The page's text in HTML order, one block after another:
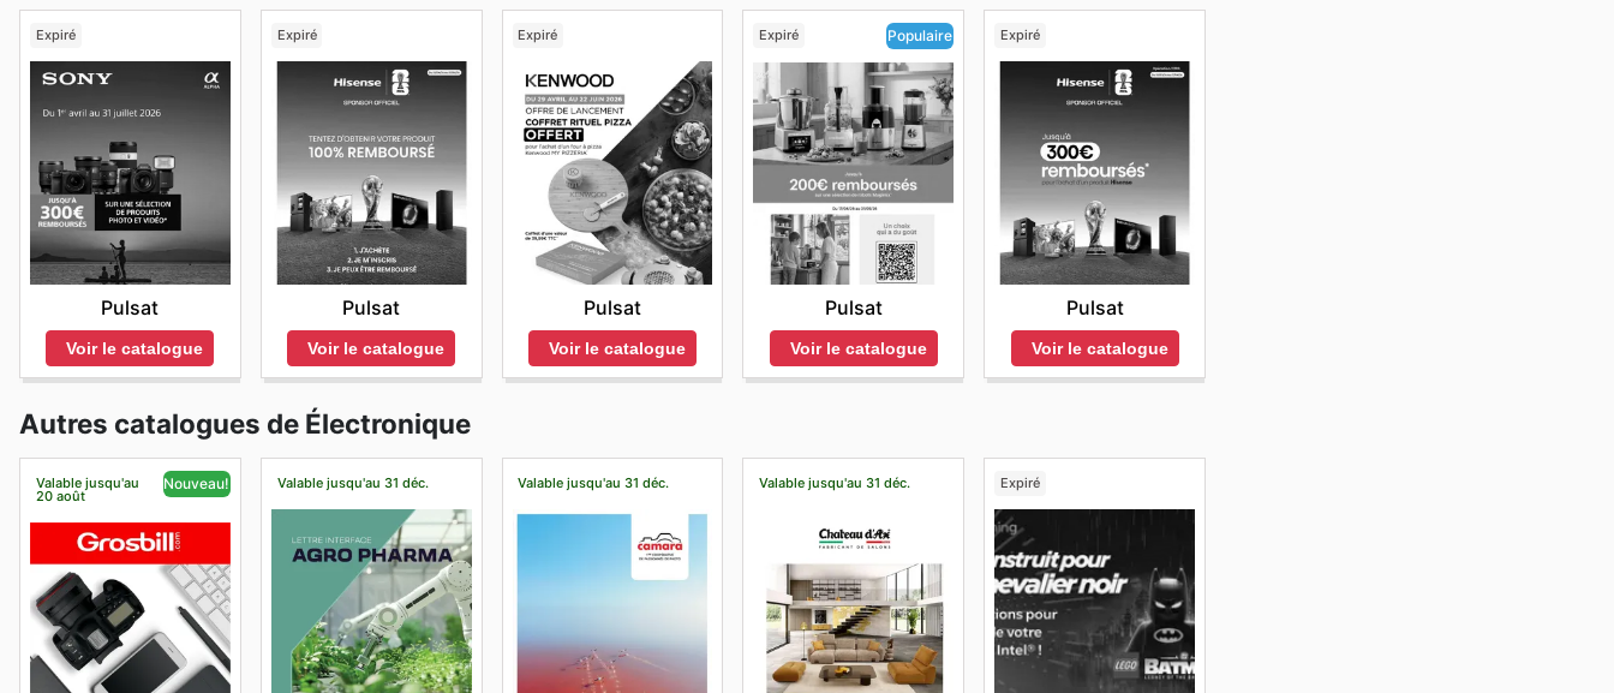
Expiré
Pulsat
Voir le catalogue
Expiré
Pulsat
Voir le catalogue
Expiré
Pulsat
Voir le catalogue
Expiré Populaire
Pulsat
Voir le catalogue
Expiré
Pulsat
Voir le catalogue
Autres catalogues de Électronique
Valable jusqu'au
20 août
Nouveau! Valable jusqu'au 31 déc. Valable jusqu'au 31 déc. Valable jusqu'au 31 déc. Expiré